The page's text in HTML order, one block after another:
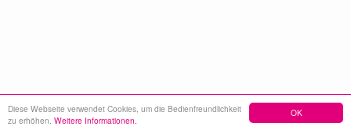
OK
Diese Webseite verwendet Cookies, um die Bedienfreundlichkeit
zu erhöhen. Weitere Informationen.